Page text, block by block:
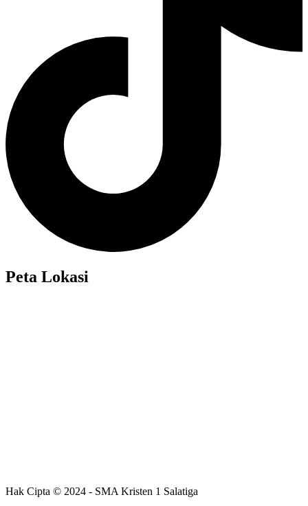
Peta Lokasi
Hak Cipta © 2024 - SMA Kristen 1 Salatiga